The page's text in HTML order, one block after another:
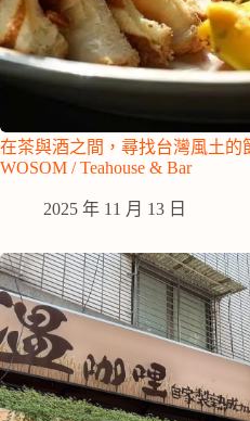
在茶與酒之間，尋找台灣風土的
WOSOM / Teahouse & Bar
2025 年 11 月 13 日